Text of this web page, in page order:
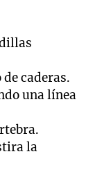
caderas.
una línea